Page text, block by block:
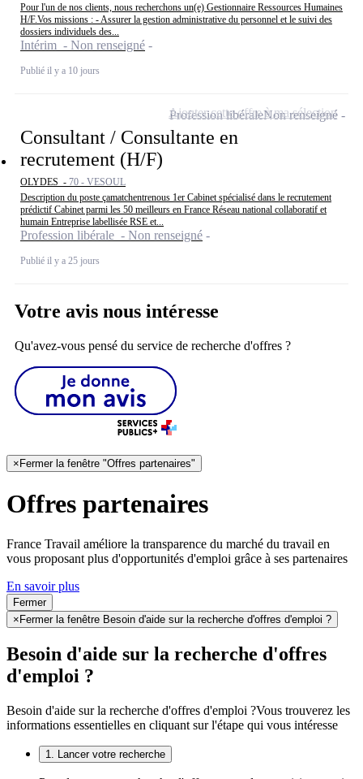
Pour l'un de nos clients, nous recherchons un(e) Gestionnaire Ressources Humaines
H/F.Vos missions : - Assurer la gestion administrative du personnel et le suivi des
dossiers individuels des...
Intérim - Non renseigné
Publié il y a 10 jours
Consultant / Consultante en
recrutement (H/F)
OLYDES - 70 - VESOUL
Description du poste çamatchentrenous 1er Cabinet spécialisé dans le recrutement
prédictif Cabinet parmi les 50 meilleurs en France Réseau national collaboratif et
humain Entreprise labellisée RSE et...
Profession libérale - Non renseigné
Publié il y a 25 jours
Profession libéraleNon renseigné
Ajouter cette offre à ma sélection
Votre avis nous intéresse
Qu'avez-vous pensé du service de recherche d'offres ?
×Fermer la fenêtre "Offres partenaires"
Offres partenaires
France Travail améliore la transparence du marché du travail en
vous proposant plus d'opportunités d'emploi grâce à ses partenaires
En savoir plus
Fermer
×Fermer la fenêtre Besoin d'aide sur la recherche d'offres d'emploi ?
Besoin d'aide sur la recherche d'offres
d'emploi ?
Besoin d'aide sur la recherche d'offres d'emploi ?Vous trouverez les
informations essentielles en cliquant sur l'étape qui vous intéresse
1. Lancer votre recherche